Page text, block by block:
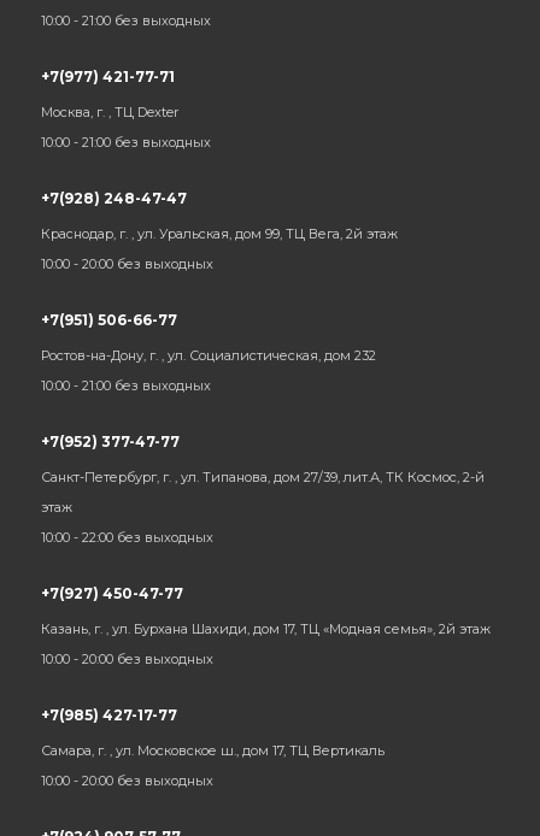
10:00 - 21:00 без выходных
+7(977) 421-77-71
Москва, г. , ТЦ Dexter
10:00 - 21:00 без выходных
+7(928) 248-47-47
Краснодар, г. , ул. Уральская, дом 99, ТЦ Вега, 2й этаж
10:00 - 20:00 без выходных
+7(951) 506-66-77
Ростов-на-Дону, г. , ул. Социалистическая, дом 232
10:00 - 21:00 без выходных
+7(952) 377-47-77
Санкт-Петербург, г. , ул. Типанова, дом 27/39, лит.А, ТК Космос, 2-й
этаж
10:00 - 22:00 без выходных
+7(927) 450-47-77
Казань, г. , ул. Бурхана Шахиди, дом 17, ТЦ «Модная семья», 2й этаж
10:00 - 20:00 без выходных
+7(985) 427-17-77
Самара, г. , ул. Московское ш., дом 17, ТЦ Вертикаль
10:00 - 20:00 без выходных